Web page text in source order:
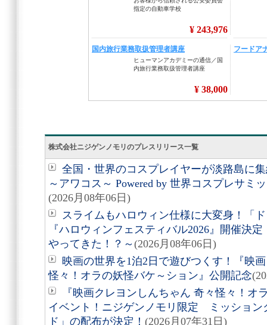
株式会社ニジゲンノモリのプレスリリース一覧
全国・世界のコスプレイヤーが淡路島に
～アワコス～ Powered by 世界コスプレサミ
(2026月08年06日)
スライムもハロウィン仕様に大変身！「
『ハロウィンフェスティバル2026』開催決
やってきた！？～ (2026月08年06日)
映画の世界を1泊2日で遊びつくす！『映
怪々！オラの妖怪バケ～ション』公開記念
『映画クレヨンしんちゃん 奇々怪々！オ
イベント！ニジゲンノモリ限定 ミッション
ド」の配布が決定！ (2026月07年31日)